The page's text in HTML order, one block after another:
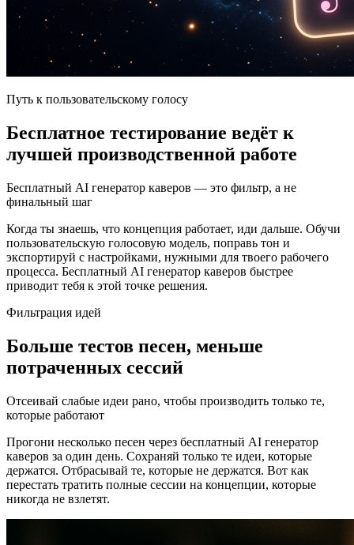
Путь к пользовательскому голосу
Бесплатное тестирование ведёт к
лучшей производственной работе
Бесплатный AI генератор каверов — это фильтр, а не
финальный шаг
Когда ты знаешь, что концепция работает, иди дальше. Обучи
пользовательскую голосовую модель, поправь тон и
экспортируй с настройками, нужными для твоего рабочего
процесса. Бесплатный AI генератор каверов быстрее
приводит тебя к этой точке решения.
Фильтрация идей
Больше тестов песен, меньше
потраченных сессий
Отсеивай слабые идеи рано, чтобы производить только те,
которые работают
Прогони несколько песен через бесплатный AI генератор
каверов за один день. Сохраняй только те идеи, которые
держатся. Отбрасывай те, которые не держатся. Вот как
перестать тратить полные сессии на концепции, которые
никогда не взлетят.